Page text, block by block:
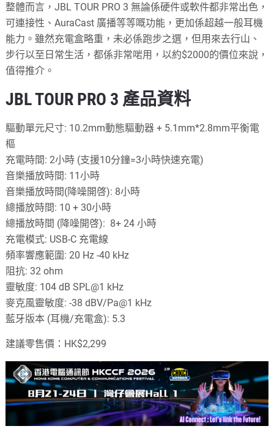
整體而言，JBL TOUR PRO 3 無論係硬件或軟件都非常出色，
可連接性、AuraCast 廣播等等嘅功能，更加係超越一般耳機
能力。雖然充電盒略重，未必係跑步之選，但用來去行山、
步行以至日常生活，都係非常啱用，以約$2000的價位來說，
值得推介。
JBL TOUR PRO 3 產品資料
驅動單元尺寸: 10.2mm動態驅動器 + 5.1mm*2.8mm平衡電
樞
充電時間: 2小時 (支援10分鐘=3小時快速充電)
音樂播放時間: 11小時
音樂播放時間(降噪開啓): 8小時
總播放時間: 10 + 30小時
總播放時間 (降噪開啓): 8+ 24 小時
充電模式: USB-C 充電線
頻率響應範圍: 20 Hz -40 kHz
阻抗: 32 ohm
靈敏度: 104 dB SPL@1 kHz
麥克風靈敏度: -38 dBV/Pa@1 kHz
藍牙版本 (耳機/充電盒): 5.3
建議零售價：HK$2,299